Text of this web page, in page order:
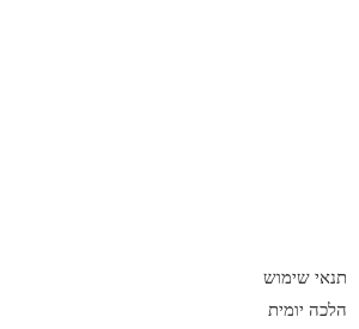
תנאי שימוש
הלכה יומית